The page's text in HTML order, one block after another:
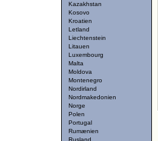
Kazakhstan
Kosovo
Kroatien
Letland
Liechtenstein
Litauen
Luxembourg
Malta
Moldova
Montenegro
Nordirland
Nordmakedonien
Norge
Polen
Portugal
Rumænien
Rusland